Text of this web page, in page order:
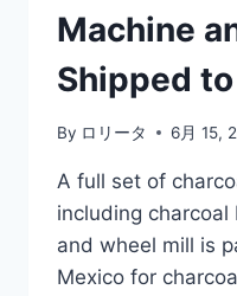
Machine
Shipped
By ロリータ 6月 15,
A full set of
including charcoal
and wheel mill is
Mexico for